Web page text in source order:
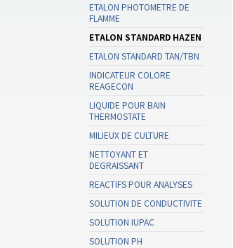
ETALON PHOTOMETRE DE
FLAMME
ETALON STANDARD HAZEN
ETALON STANDARD TAN/TBN
INDICATEUR COLORE
REAGECON
LIQUIDE POUR BAIN
THERMOSTATE
MILIEUX DE CULTURE
NETTOYANT ET
DEGRAISSANT
REACTIFS POUR ANALYSES
SOLUTION DE CONDUCTIVITE
SOLUTION IUPAC
SOLUTION PH